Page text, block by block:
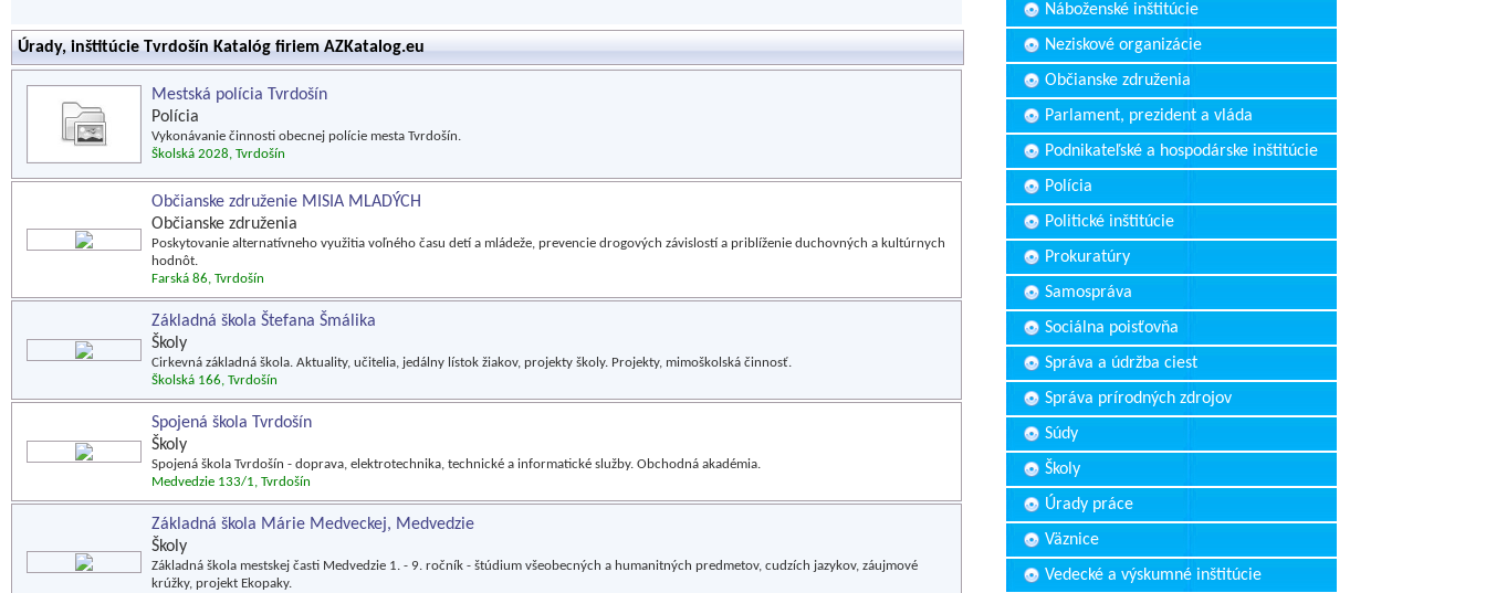
Úrady, inštitúcie Tvrdošín Katalóg firiem AZKatalog.eu
Mestská polícia Tvrdošín
Polícia
Vykonávanie činnosti obecnej polície mesta Tvrdošín.
Školská 2028, Tvrdošín
Občianske združenie MISIA MLADÝCH
Občianske združenia
Poskytovanie alternatívneho využitia voľného času detí a mládeže, prevencie drogových závislostí a priblíženie duchovných a kultúrnych
hodnôt.
Farská 86, Tvrdošín
Základná škola Štefana Šmálika
Školy
Cirkevná základná škola. Aktuality, učitelia, jedálny lístok žiakov, projekty školy. Projekty, mimoškolská činnosť.
Školská 166, Tvrdošín
Spojená škola Tvrdošín
Školy
Spojená škola Tvrdošín - doprava, elektrotechnika, technické a informatické služby. Obchodná akadémia.
Medvedzie 133/1, Tvrdošín
Základná škola Márie Medveckej, Medvedzie
Školy
Základná škola mestskej časti Medvedzie 1. - 9. ročník - štúdium všeobecných a humanitných predmetov, cudzích jazykov, záujmové
krúžky, projekt Ekopaky.
Náboženské inštitúcie
Neziskové organizácie
Občianske združenia
Parlament, prezident a vláda
Podnikateľské a hospodárske inštitúcie
Polícia
Politické inštitúcie
Prokuratúry
Samospráva
Sociálna poisťovňa
Správa a údržba ciest
Správa prírodných zdrojov
Súdy
Školy
Úrady práce
Väznice
Vedecké a výskumné inštitúcie